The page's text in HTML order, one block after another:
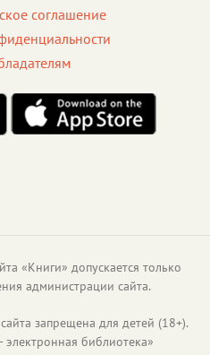
соглашение
«Книги» допускается только
администрации сайта.
запрещена для детей (18+).
электронная библиотека»